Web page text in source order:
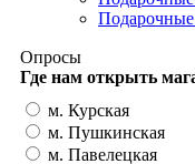
Опросы
Где нам открыть
м. Курская
м. Пушкинская
м. Павелецкая